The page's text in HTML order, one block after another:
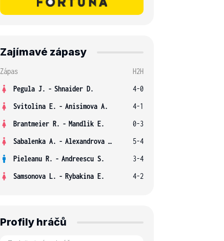
Zajímavé zápasy
Zápas
H2H
Pegula J. - Shnaider D.
4-0
Svitolina E. - Anisimova A.
4-1
Brantmeier R. - Mandlik E.
0-3
Sabalenka A. - Alexandrova E.
5-4
Pieleanu R. - Andreescu S.
3-4
Samsonova L. - Rybakina E. 4-2
Profily hráčů